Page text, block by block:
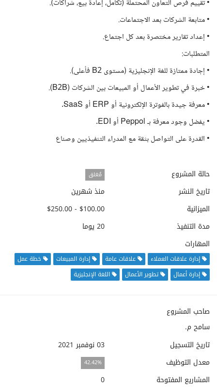
• تقييم فرص التعاون المحتملة (تكامل، إعادة بيع، شراكات).
• متابعة الشركات بعد الاجتماعات.
• إعداد تقارير مختصرة بعد كل اجتماع.
المتطلبات:
• إجادة ممتازة للغة الإنجليزية (مستوى B2 فأعلى).
• خبرة في تطوير الأعمال أو المبيعات بين الشركات (B2B).
• معرفة جيدة بالفوترة الإلكترونية أو ERP أو SaaS.
• يفضل وجود معرفة بـ Peppol أو EDI.
• القدرة على التواصل بثقة مع المدراء التنفيذيين وصناع
حالة المشروع مُغلق
تاريخ النشر
منذ شهرين
الميزانية
$100.00 - $250.00
مدة التنفيذ
20 يوما
المهارات
إدارة علاقات العملاء علاقات عامة إدارة المبيعات
خطة عمل
إدارة أعمال
تطوير الأعمال اللغة الإنجليزية
صاحب المشروع
سامح م.
تاريخ التسجيل
03 نوفمبر 2021
معدل التوظيف
42.42%
المشاريع المفتوحة
0